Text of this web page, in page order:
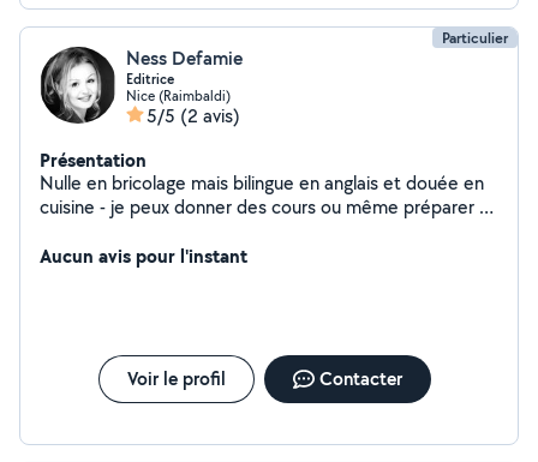
Particulier
Ness Defamie
Editrice
Nice (Raimbaldi)
5/5 (2 avis)
Présentation
Nulle en bricolage mais bilingue en anglais et douée en
cuisine - je peux donner des cours ou même préparer un
succès) de remises à niveau pour les écoliers et
Aucun avis pour l'instant
Voir le profil Contacter